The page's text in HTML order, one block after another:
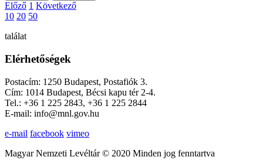
Előző 1 Következő
10 20 50
találat
Elérhetőségek
Postacím: 1250 Budapest, Postafiók 3.
Cím: 1014 Budapest, Bécsi kapu tér 2-4.
Tel.: +36 1 225 2843, +36 1 225 2844
E-mail: info@mnl.gov.hu
e-mail facebook vimeo
Magyar Nemzeti Levéltár © 2020 Minden jog fenntartva